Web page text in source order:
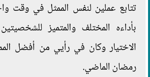
تتابع عملين لنفس الممثل في وقت
بأداءه المختلف والمتميز
الاختيار وكان في رأيي من أفضل
رمضان الماضي.